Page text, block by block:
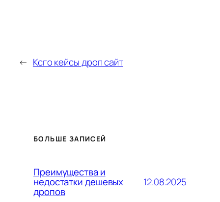
← Ксго кейсы дроп сайт
БОЛЬШЕ ЗАПИСЕЙ
Преимущества и
недостатки дешевых
дропов
12.08.2025